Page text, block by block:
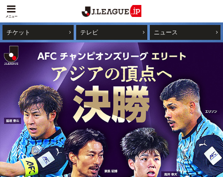
メニュー
チケット テレビ ニュース